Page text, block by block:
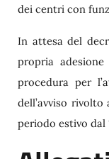
dei centri con
In attesa del
propria
procedura per
dell’avviso
periodo estivo dal